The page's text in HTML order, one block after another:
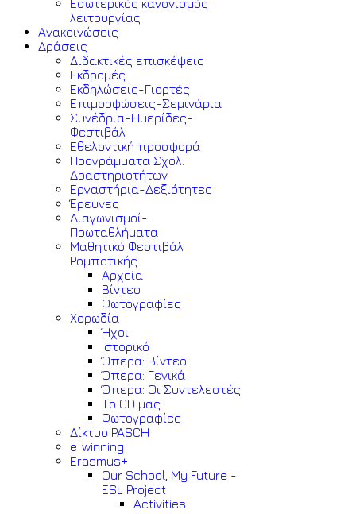
Εσωτερικός κανονισμός
λειτουργίας
Ανακοινώσεις
Δράσεις
Διδακτικές επισκέψεις
Εκδρομές
Εκδηλώσεις-Γιορτές
Επιμορφώσεις-Σεμινάρια
Συνέδρια-Ημερίδες-
Φεστιβάλ
Εθελοντική προσφορά
Προγράμματα Σχολ.
Δραστηριοτήτων
Εργαστήρια-Δεξιότητες
Έρευνες
Διαγωνισμοί-
Πρωταθλήματα
Μαθητικό Φεστιβάλ
Ρομποτικής
Αρχεία
Βίντεο
Φωτογραφίες
Χορωδία
Ήχοι
Ιστορικό
Όπερα: Βίντεο
Όπερα: Γενικά
Όπερα: Οι Συντελεστές
Το CD μας
Φωτογραφίες
Δίκτυο PASCH
eTwinning
Erasmus+
Our School, My Future -
ESL Project
Activities